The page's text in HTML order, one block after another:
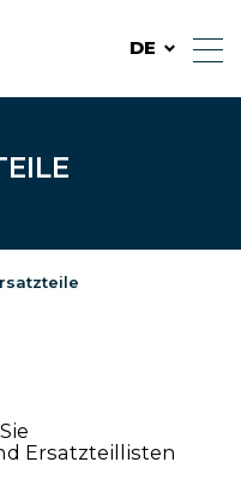
DE
Ersatzteillisten